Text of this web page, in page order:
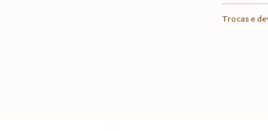
Trocas e